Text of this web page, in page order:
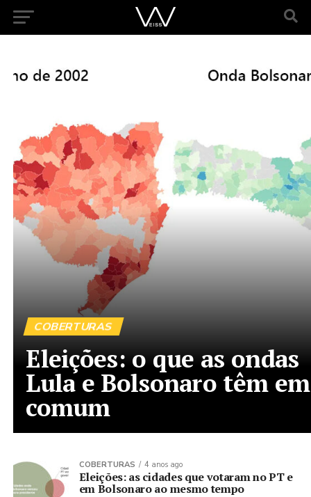
COBERTURAS
Eleições: o que as ondas
Lula e Bolsonaro têm em
comum
COBERTURAS 4 anos ago
Eleições: as cidades que votaram no PT e
em Bolsonaro ao mesmo tempo